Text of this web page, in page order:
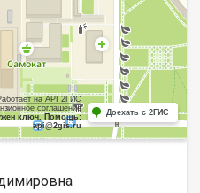
на API 2ГИС
соглашение
ключ. Помощь:
api@2gis.ru
Доехать с 2ГИС